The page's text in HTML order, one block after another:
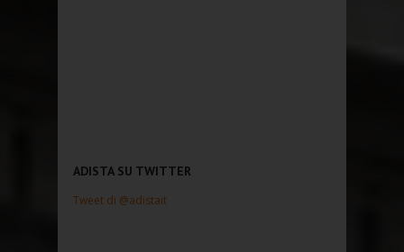
ADISTA SU TWITTER
Tweet di @adistait